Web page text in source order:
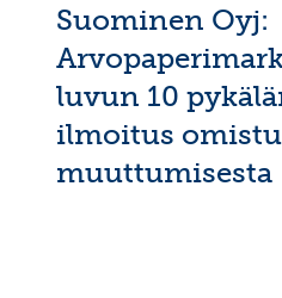
Suominen Oyj:
luvun 10
ilmoitus
muuttumisesta